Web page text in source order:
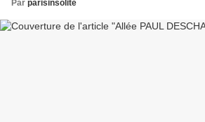
Par parisinsolite